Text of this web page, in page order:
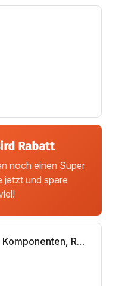
Rabatt
noch einen Super
jetzt und spare
React & TypeScript - Komponenten, Reaktivität & Schnittstellen